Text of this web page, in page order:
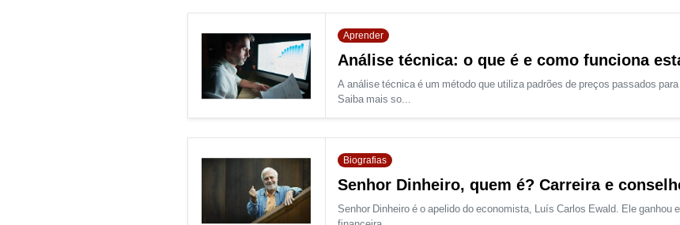
Aprender
Análise técnica: o que é e como funciona
A análise técnica é um método que utiliza padrões de preços passados
Saiba mais so...
Biografias
Senhor Dinheiro, quem é? Carreira e
Senhor Dinheiro é o apelido do economista, Luís Carlos Ewald. Ele ganhou